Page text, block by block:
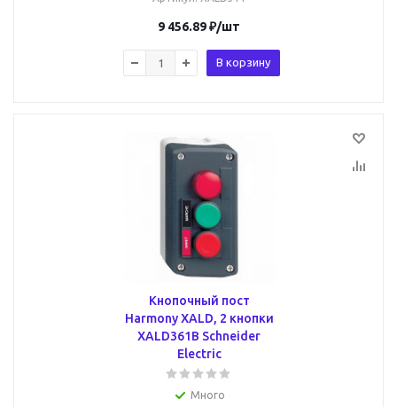
9 456.89₽/шт
В корзину
Кнопочный пост
Harmony XALD, 2 кнопки
XALD361B Schneider
Electric
Много